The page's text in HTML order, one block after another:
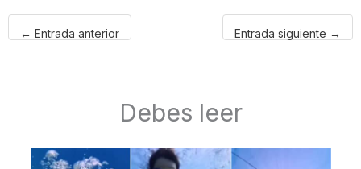
← Entrada anterior Entrada siguiente →
Debes leer